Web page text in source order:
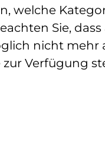
welche
Sie, dass
nicht mehr
Verfügung